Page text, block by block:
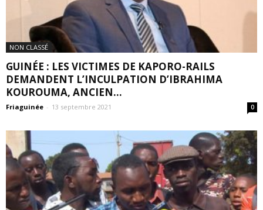
NON CLASSÉ
GUINÉE : LES VICTIMES DE KAPORO-RAILS
DEMANDENT L’INCULPATION D’IBRAHIMA
KOUROUMA, ANCIEN...
Friaguinée - 13 septembre 2021 0